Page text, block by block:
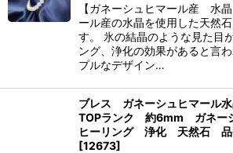
【ガネーシュヒマール産 水
ール産の水晶を使用した天然
す。 氷の結晶のような見た目
ング、浄化の効果があると言
プルなデザイン…
ブレス ガネーシュヒマール
TOPランク 約6mm ガネー
ヒーリング 浄化 天然石 品
[12673]